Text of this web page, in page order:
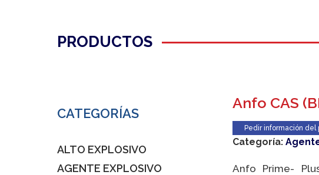
PRODUCTOS
Anfo CAS
Pedir información del
Categoría:
Anfo Prime-
CATEGORÍAS
ALTO EXPLOSIVO
AGENTE EXPLOSIVO